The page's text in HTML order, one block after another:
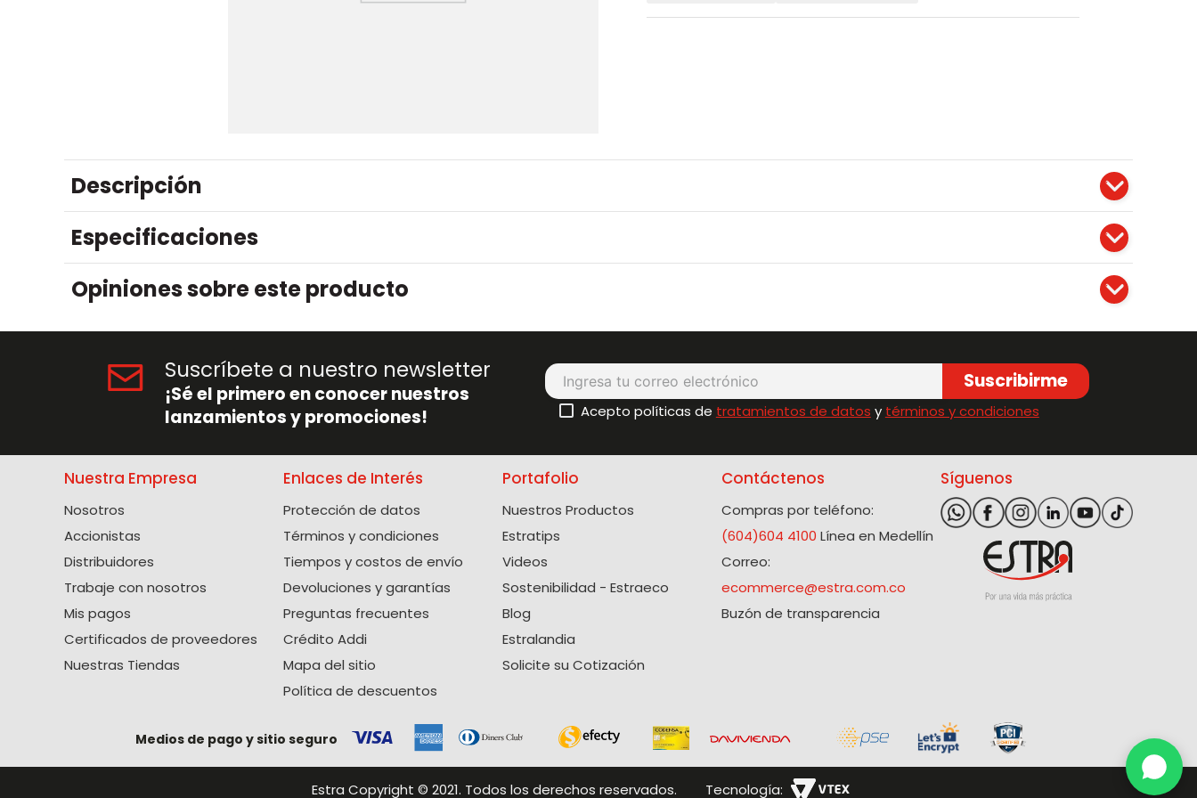
Descripción
Especificaciones
Opiniones sobre este producto
Suscríbete a nuestro newsletter
¡Sé el primero en conocer nuestros
lanzamientos y promociones!
Suscribirme
Acepto políticas de tratamientos de datos y términos y condiciones
Nuestra Empresa
Nosotros
Accionistas
Distribuidores
Trabaje con nosotros
Mis pagos
Certificados de proveedores
Nuestras Tiendas
Enlaces de Interés
Protección de datos
Términos y condiciones
Tiempos y costos de envío
Devoluciones y garantías
Preguntas frecuentes
Crédito Addi
Mapa del sitio
Política de descuentos
Portafolio
Nuestros Productos
Estratips
Videos
Sostenibilidad - Estraeco
Blog
Estralandia
Solicite su Cotización
Contáctenos
Compras por teléfono:
(604)604 4100 Línea en Medellín
Correo:
ecommerce@estra.com.co
Buzón de transparencia
Síguenos
Medios de pago y sitio seguro
Estra Copyright © 2021. Todos los derechos reservados. Tecnología: